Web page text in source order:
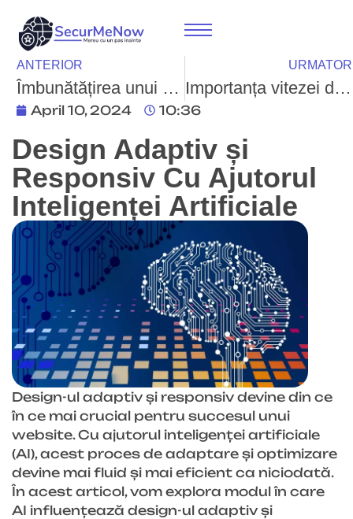
ANTERIOR
Îmbunătățirea unui Website Prin Feedback-ul Utilizatorilor: O Cheie Esențială pentru Succes Online
URMATOR
Importanța vitezei de încărcare a site-ului: Cum influențează timpul de încărcare SEO-ul și experiența utilizatorului
April 10, 2024 10:36
Design Adaptiv și
Responsiv Cu Ajutorul
Inteligenței Artificiale
Design-ul adaptiv și responsiv devine din ce
în ce mai crucial pentru succesul unui
website. Cu ajutorul inteligenței artificiale
(AI), acest proces de adaptare și optimizare
devine mai fluid și mai eficient ca niciodată.
În acest articol, vom explora modul în care
AI influențează design-ul adaptiv și